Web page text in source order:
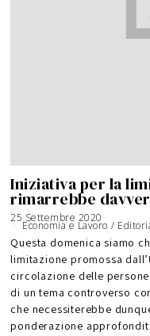
Iniziativa per la
rimarrebbe
25 Settembre 2020
Economia e Lavoro /
Questa domenica siamo
limitazione promossa
circolazione delle persone
di un tema controverso
che necessiterebbe
ponderazione